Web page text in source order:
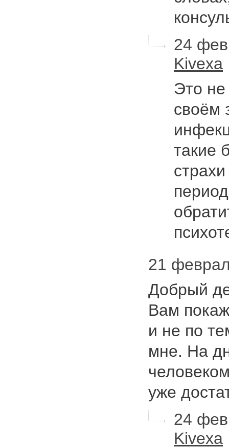
24
Kivexa
Это не
своём
такие
21
Добрый
Вам
и не по
мне. На
уже
24
Kivexa